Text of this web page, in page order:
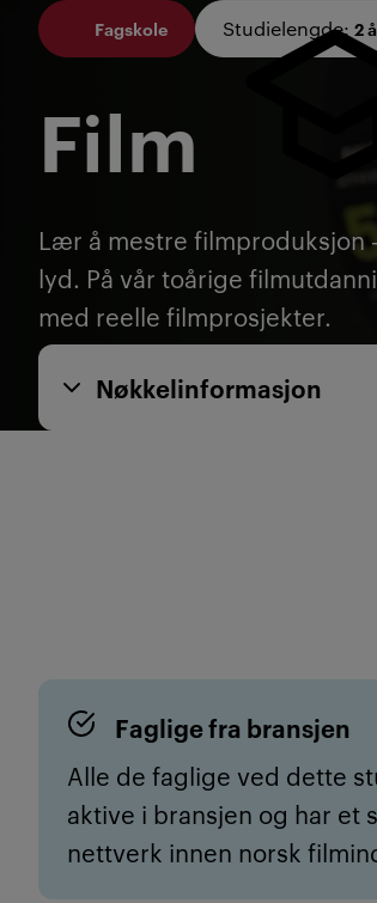
Fagskole Studielengde: 2
Film
Lær å mestre filmproduksjon
lyd. På vår toårige
med reelle filmprosjekter.
Nøkkelinformasjon
Faglige fra bransjen
Alle de faglige ved dette
aktive i bransjen og har et
nettverk innen norsk